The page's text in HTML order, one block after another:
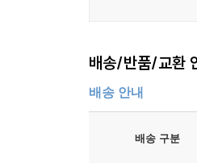
배송/반품/교환
배송 안내
배송 구분